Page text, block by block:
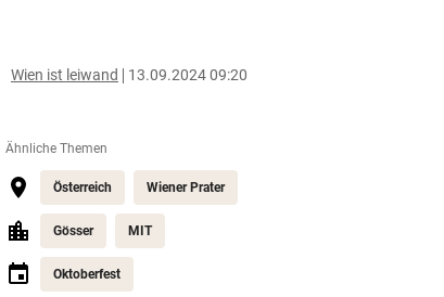
Wien ist leiwand 13.09.2024 09:20
Ähnliche Themen
Österreich Wiener Prater
Gösser MIT
Oktoberfest